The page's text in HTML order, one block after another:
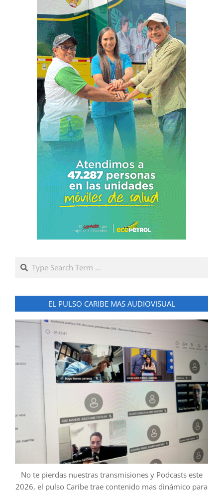
Search
EL PULSO CARIBE MAS AUDIOVISUAL
No te pierdas nuestras transmisiones y Podcasts este
2026, el pulso Caribe trae contenido mas dinámico para